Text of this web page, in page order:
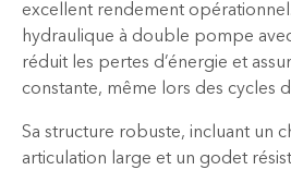
excellent rendement
hydraulique à double pompe
réduit les pertes d’énergie et
constante, même lors des cycles
Sa structure robuste, incluant un
articulation large et un godet